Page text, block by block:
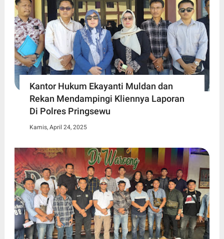
Kantor Hukum Ekayanti Muldan dan
Rekan Mendampingi Kliennya Laporan
Di Polres Pringsewu
Kamis, April 24, 2025